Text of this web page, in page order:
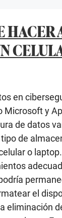
HACER
en
Microsoft y
de datos
de
o
el
eliminación